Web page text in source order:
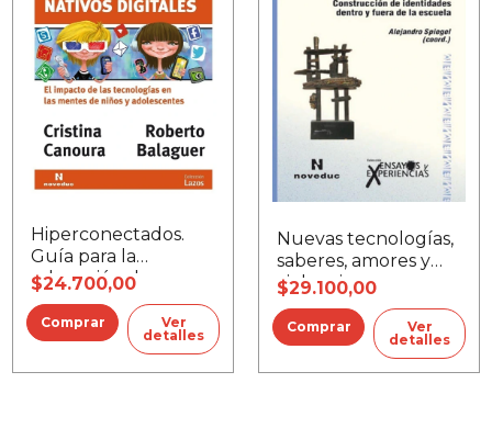
Hiperconectados.
Guía para la
educación de
nativos digitales
$24.700,00
Ver
detalles
Nuevas tecnologías,
saberes, amores y
violencias
$29.100,00
Ver
detalles